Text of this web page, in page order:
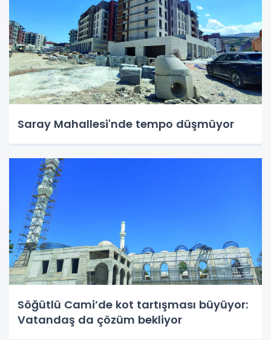
Saray Mahallesi'nde tempo düşmüyor
Söğütlü Cami’de kot tartışması büyüyor:
Vatandaş da çözüm bekliyor